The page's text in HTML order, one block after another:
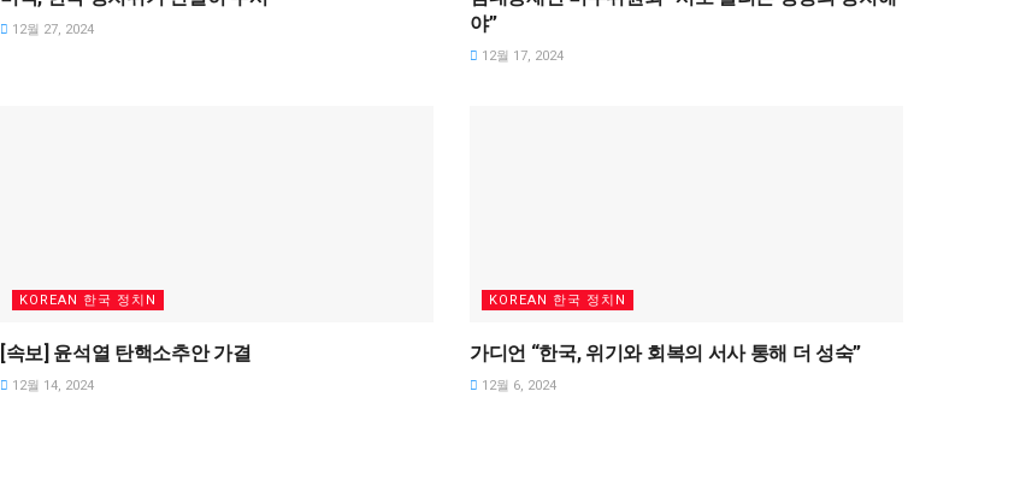
12월 27, 2024
야”
12월 17, 2024
KOREAN 한국 정치N
[속보] 윤석열 탄핵소추안 가결
12월 14, 2024
KOREAN 한국 정치N
가디언 “한국, 위기와 회복의 서사 통해 더 성숙”
12월 6, 2024